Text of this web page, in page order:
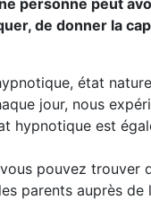
de donner la
état
jour, nous
hypnotique est
pouvez trouver
parents auprès de